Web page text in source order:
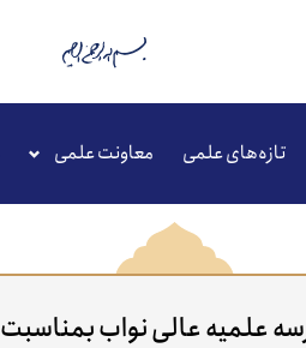
تازه‌های علمی معاونت علمی
علمیه عالی نواب بمناسبت ۹ دی